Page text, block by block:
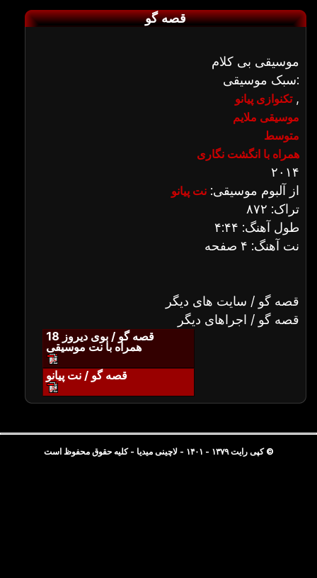
قصه گو
موسیقی بی کلام
سبک موسیقی:
تکنوازی پیانو,
موسیقی ملایم
متوسط
همراه با انگشت نگاری
۲۰۱۴
از آلبوم موسیقی: نت پیانو
تراک: ۸۷۲
طول آهنگ: ۴:۴۴
نت آهنگ: ۴ صفحه
قصه گو / سایت های دیگر
قصه گو / اجراهای دیگر
قصه گو / بوی دیروز 18
همراه با نت موسیقی
قصه گو / نت پیانو
© کپی رایت ۱۳۷۹ - ۱۴۰۱ - لاچینی میدیا - کلیه حقوق محفوظ است